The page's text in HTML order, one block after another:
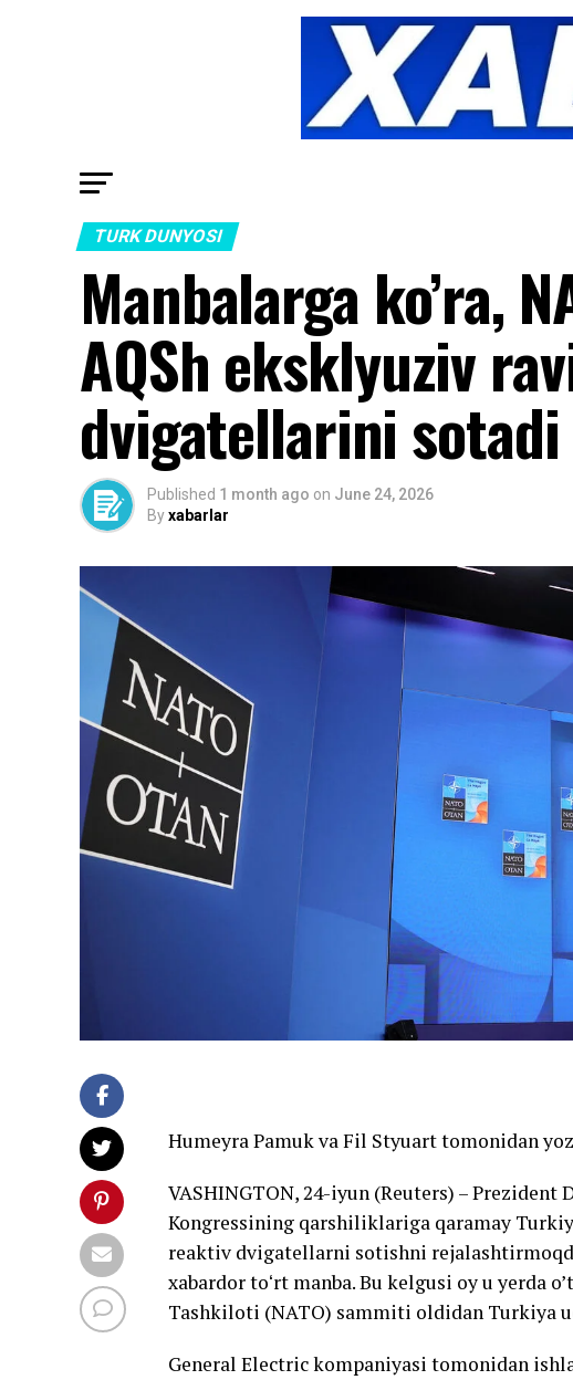
TURK DUNYOSI
Manbalarga ko’ra,
AQSh eksklyuziv
dvigatellarini sotadi
Published 1 month ago on June 24, 2026
Byxabarlar
Humeyra Pamuk va Fil Styuart tomonidan
VASHINGTON, 24-iyun (Reuters) – Prezident
Kongressining qarshiliklariga qaramay
reaktiv dvigatellarni sotishni
xabardor toʻrt manba. Bu kelgusi oy u yerda
Tashkiloti (NATO) sammiti oldidan Turkiya
General Electric kompaniyasi tomonidan